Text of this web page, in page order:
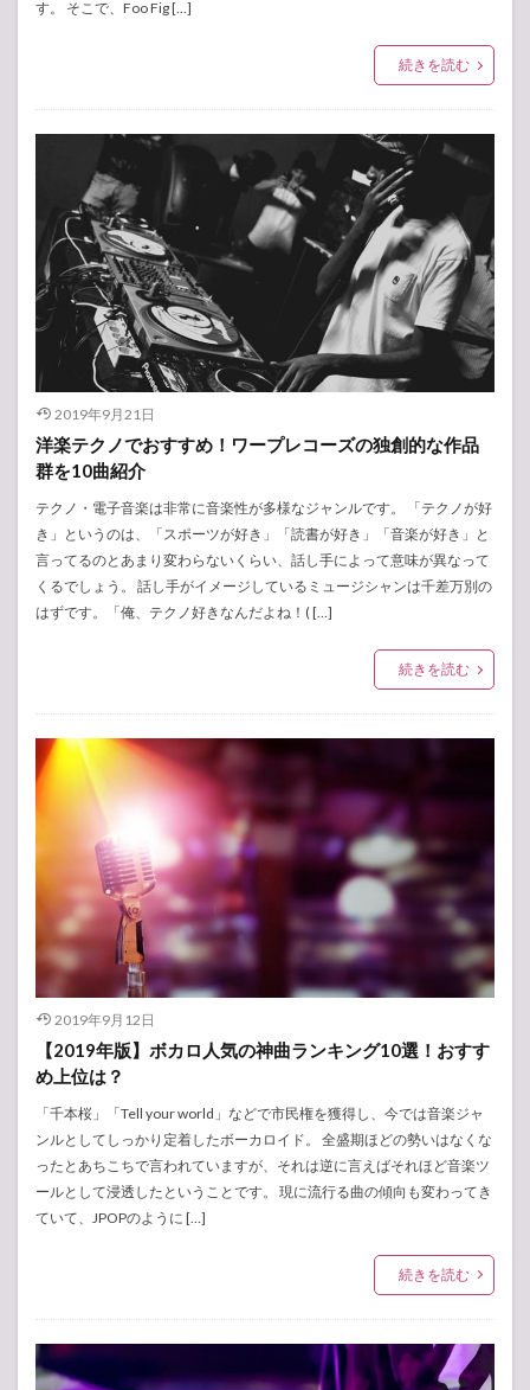
す。 そこで、Foo Fig […]
続きを読む
2019年9月21日
洋楽テクノでおすすめ！ワープレコーズの独創的な作品
群を10曲紹介
テクノ・電子音楽は非常に音楽性が多様なジャンルです。 「テクノが好
き」というのは、「スポーツが好き」「読書が好き」「音楽が好き」と
言ってるのとあまり変わらないくらい、話し手によって意味が異なって
くるでしょう。 話し手がイメージしているミュージシャンは千差万別の
はずです。「俺、テクノ好きなんだよね！( […]
続きを読む
2019年9月12日
【2019年版】ボカロ人気の神曲ランキング10選！おすす
め上位は？
「千本桜」「Tell your world」などで市民権を獲得し、今では音楽ジャ
ンルとしてしっかり定着したボーカロイド。 全盛期ほどの勢いはなくな
ったとあちこちで言われていますが、それは逆に言えばそれほど音楽ツ
ールとして浸透したということです。 現に流行る曲の傾向も変わってき
ていて、JPOPのように […]
続きを読む